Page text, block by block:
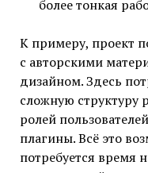
более тонкая
К примеру, проект
с авторскими
дизайном. Здесь
сложную структуру
ролей
плагины. Всё это
потребуется время